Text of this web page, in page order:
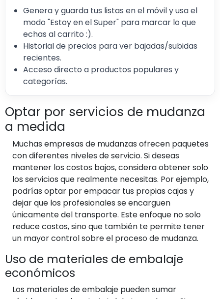
Genera y guarda tus listas en el móvil y usa el
modo "Estoy en el Super" para marcar lo que
echas al carrito :).
Historial de precios para ver bajadas/subidas
recientes.
Acceso directo a productos populares y
categorías.
Optar por servicios de mudanza
a medida
Muchas empresas de mudanzas ofrecen paquetes
con diferentes niveles de servicio. Si deseas
mantener los costos bajos, considera obtener solo
los servicios que realmente necesitas. Por ejemplo,
podrías optar por empacar tus propias cajas y
dejar que los profesionales se encarguen
únicamente del transporte. Este enfoque no solo
reduce costos, sino que también te permite tener
un mayor control sobre el proceso de mudanza.
Uso de materiales de embalaje
económicos
Los materiales de embalaje pueden sumar